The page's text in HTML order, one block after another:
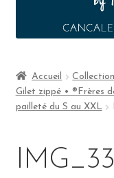
A propos
Accueil
Gilet zippé • ®Frères
pailleté du S au XXL